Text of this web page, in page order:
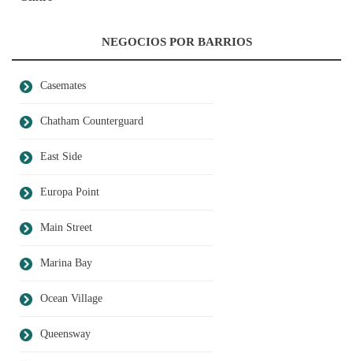
NEGOCIOS POR BARRIOS
Casemates
Chatham Counterguard
East Side
Europa Point
Main Street
Marina Bay
Ocean Village
Queensway